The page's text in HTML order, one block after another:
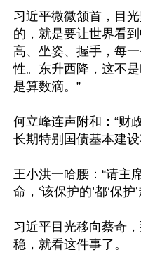
习近平微微颔首，目
的，就是要让世界看
高、坐姿、握手，每
性。东升西降，这不
是算数滴。”
何立峰连声附和：“财
长期特别国债基本建
王小洪一哈腰：“请主
命，‘该保护的’都‘保
习近平目光移向蔡奇
稳，就看这件事了。